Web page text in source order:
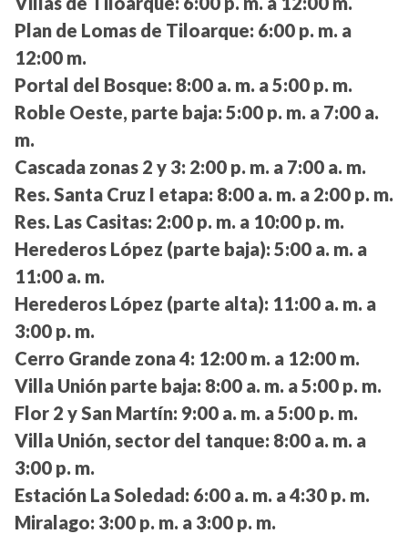
Plan de Lomas de Tiloarque: 6:00 p. m. a
12:00 m.
Portal del Bosque: 8:00 a. m. a 5:00 p. m.
Roble Oeste, parte baja: 5:00 p. m. a 7:00 a.
m.
Cascada zonas 2 y 3: 2:00 p. m. a 7:00 a. m.
Res. Santa Cruz I etapa: 8:00 a. m. a 2:00 p. m.
Res. Las Casitas: 2:00 p. m. a 10:00 p. m.
Herederos López (parte baja): 5:00 a. m. a
11:00 a. m.
Herederos López (parte alta): 11:00 a. m. a
3:00 p. m.
Cerro Grande zona 4: 12:00 m. a 12:00 m.
Villa Unión parte baja: 8:00 a. m. a 5:00 p. m.
Flor 2 y San Martín: 9:00 a. m. a 5:00 p. m.
Villa Unión, sector del tanque: 8:00 a. m. a
3:00 p. m.
Estación La Soledad: 6:00 a. m. a 4:30 p. m.
Miralago: 3:00 p. m. a 3:00 p. m.